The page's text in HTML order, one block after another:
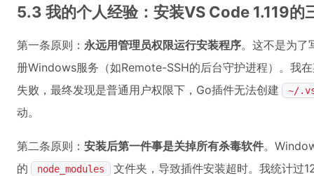
5.3 我的个人经验：安装VS Code 1.119的
第一条原则： 永远用管理员权限运行安装程序。这不是为了
册Windows服务（如Remote-SSH的后台守护进程）。我
失败，最终发现是普通用户权限下，Go插件无法创建
~/
动。
第二条原则： 安装后第一件事是关掉所有杀毒软件。
的
node_modules
文件夹，导致插件安装超时。我统计过